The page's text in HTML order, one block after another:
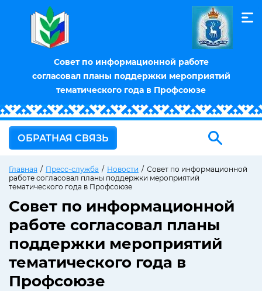
Совет по информационной работе
согласовал планы поддержки мероприятий
тематического года в Профсоюзе
ОБРАТНАЯ СВЯЗЬ
Главная / Пресс-служба / Новости / Совет по информационной
работе согласовал планы поддержки мероприятий
тематического года в Профсоюзе
Совет по информационной
работе согласовал планы
поддержки мероприятий
тематического года в
Профсоюзе